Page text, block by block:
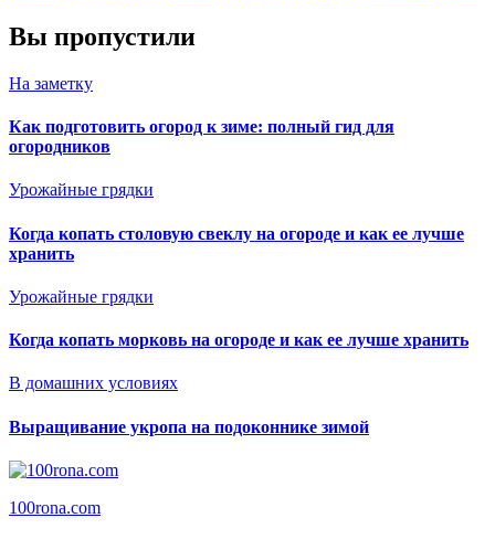
Вы пропустили
На заметку
Как подготовить огород к зиме: полный гид для
огородников
Урожайные грядки
Когда копать столовую свеклу на огороде и как ее лучше
хранить
Урожайные грядки
Когда копать морковь на огороде и как ее лучше хранить
В домашних условиях
Выращивание укропа на подоконнике зимой
100rona.com